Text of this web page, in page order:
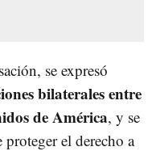
se expresó
bilaterales entre
de América, y se
el derecho a